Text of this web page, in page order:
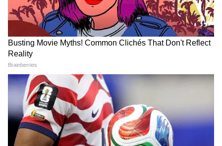
हिमाचल में दर्दनाक हादसा: खाई में
ब्यूटीशियन-कैसे बाहर आया पेपर?
LATEST VIDEOS
Modi in IIT Delhi: PM ने सुनाई जिंदगी की
प्रेक्टिकल बातें, तालियों से गूंज उठा हॉल